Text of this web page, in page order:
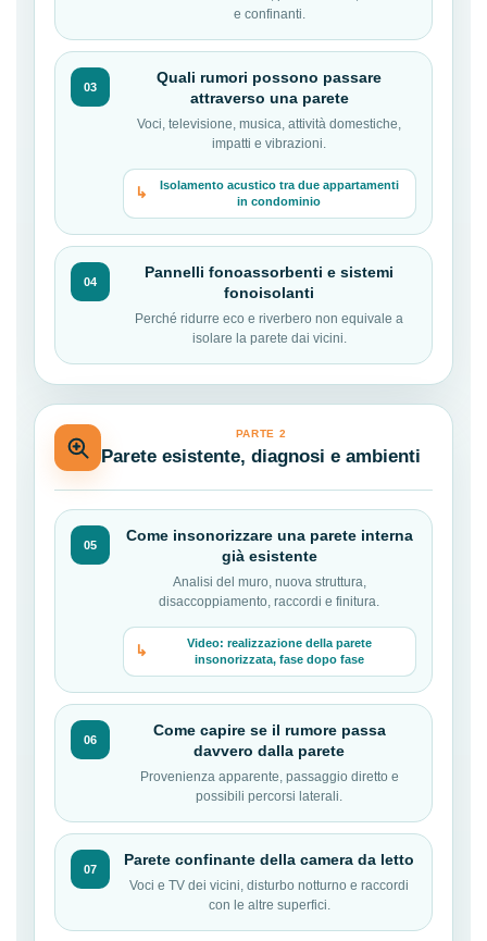
e confinanti.
03
Quali rumori possono passare
attraverso una parete
Voci, televisione, musica, attività domestiche,
impatti e vibrazioni.
Isolamento acustico tra due appartamenti
in condominio
04
Pannelli fonoassorbenti e sistemi
fonoisolanti
Perché ridurre eco e riverbero non equivale a
isolare la parete dai vicini.
PARTE 2
Parete esistente, diagnosi e ambienti
05
Come insonorizzare una parete interna
già esistente
Analisi del muro, nuova struttura,
disaccoppiamento, raccordi e finitura.
Video: realizzazione della parete
insonorizzata, fase dopo fase
06
Come capire se il rumore passa
davvero dalla parete
Provenienza apparente, passaggio diretto e
possibili percorsi laterali.
07
Parete confinante della camera da letto
Voci e TV dei vicini, disturbo notturno e raccordi
con le altre superfici.